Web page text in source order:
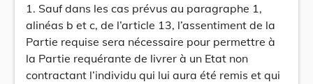
1. Sauf dans les cas prévus au paragraphe 1,
alinéas b et c, de l’article 13, l’assentiment de la
Partie requise sera nécessaire pour permettre à
la Partie requérante de livrer à un Etat non
contractant l’individu qui lui aura été remis et qui